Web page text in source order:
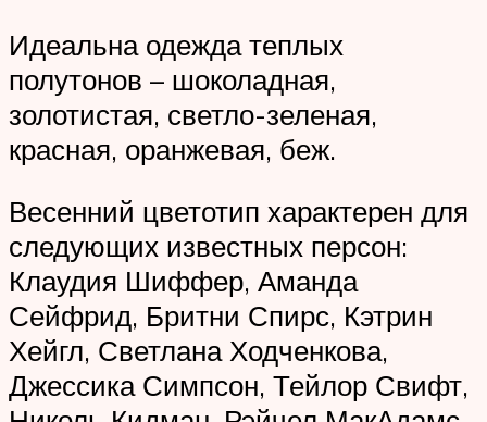
Идеальна одежда теплых
полутонов – шоколадная,
золотистая, светло-зеленая,
красная, оранжевая, беж.
Весенний цветотип характерен для
следующих известных персон:
Клаудия Шиффер, Аманда
Сейфрид, Бритни Спирс, Кэтрин
Хейгл, Светлана Ходченкова,
Джессика Симпсон, Тейлор Свифт,